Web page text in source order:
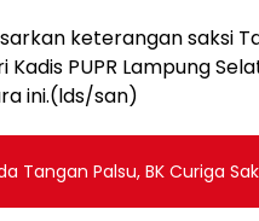
keterangan saksi
Kadis PUPR Lampung
ini.(lds/san)
Tangan Palsu, BK Curiga